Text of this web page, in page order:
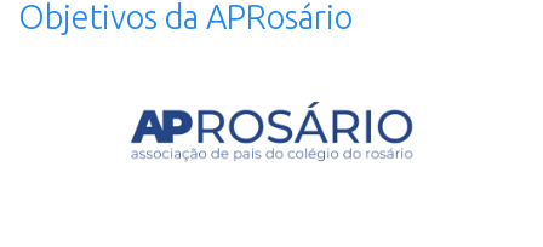
Objetivos da APRosário